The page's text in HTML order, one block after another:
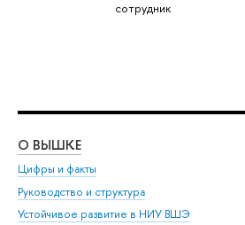
сотрудник
О ВЫШКЕ
Цифры и факты
Руководство и структура
Устойчивое развитие в НИУ ВШЭ